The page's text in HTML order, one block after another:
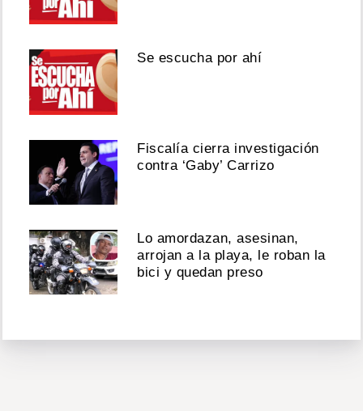
Se escucha por ahí
Fiscalía cierra investigación
contra ‘Gaby’ Carrizo
Lo amordazan, asesinan,
arrojan a la playa, le roban la
bici y quedan preso